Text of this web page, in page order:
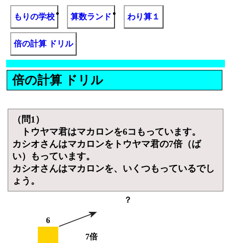
もりの学校 算数ランド わり算１
倍の計算 ドリル
倍の計算 ドリル
（問1）
トウヤマ君はマカロンを6コもっています。
カシオさんはマカロンをトウヤマ君の7倍（ば
い）もっています。
カシオさんはマカロンを、いくつもっているでし
ょう。
？
6
7倍